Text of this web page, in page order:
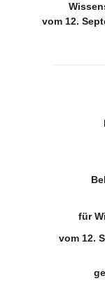
vom 12.
für
vom 12.